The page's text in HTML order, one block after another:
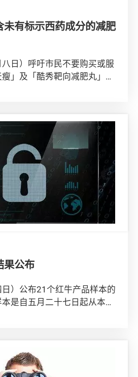
未有标示西药成分的减肥
日）呼吁市民不要购买或服
」及「酷秀靶向减肥丸」的
果公布
）公布21个红牛产品样本的
是自五月二十七日起从本地